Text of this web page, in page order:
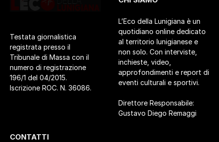
Testata giornalistica
registrata presso il
Tribunale di Massa con il
numero di registrazione
196/1 del 04/2015.
Iscrizione ROC. N. 36086.
L’Eco della Lunigiana è un
quotidiano online dedicato
al territorio lunigianese e
non solo. Con interviste,
inchieste, video,
approfondimenti e report di
eventi culturali e sportivi.
Direttore Responsabile:
Gustavo Diego Remaggi
CONTATTI